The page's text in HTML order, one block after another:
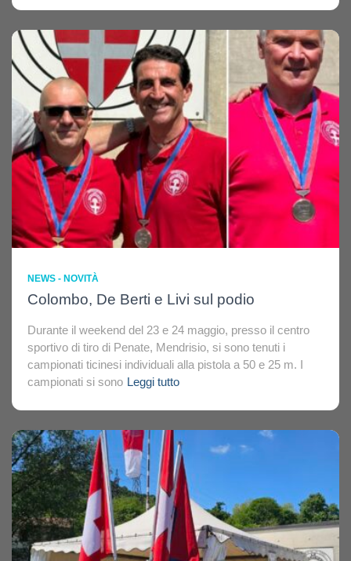
NEWS - NOVITÀ
Colombo, De Berti e Livi sul podio
Durante il weekend del 23 e 24 maggio, presso il centro
sportivo di tiro di Penate, Mendrisio, si sono tenuti i
campionati ticinesi individuali alla pistola a 50 e 25 m. I
campionati si sono Leggi tutto